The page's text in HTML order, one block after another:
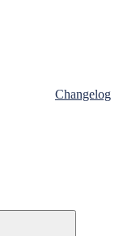
Changelog